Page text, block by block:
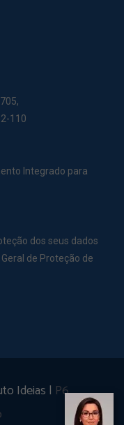
110
Integrado para
dos seus dados
de Proteção de
Ideias | P6